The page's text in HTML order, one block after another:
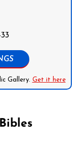
Gallery. Get it here